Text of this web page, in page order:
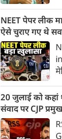
NEET पेपर लीक
ऐसे चुराए गए थे
आया सामने
20 जुलाई को कहां
संवाद पर CJP
बहुत देर हो गई!